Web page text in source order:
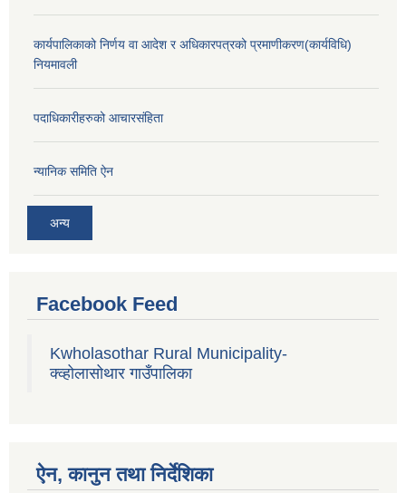
कार्यपालिकाको निर्णय वा आदेश र अधिकारपत्रको प्रमाणीकरण(कार्यविधि)
नियमावली
पदाधिकारीहरुको आचारसंहिता
न्यानिक समिति ऐन
अन्य
Facebook Feed
Kwholasothar Rural Municipality-
क्व्होलासोथार गाउँपालिका
ऐन, कानुन तथा निर्देशिका